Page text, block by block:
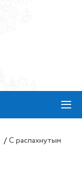
≡
/ С распахнутым